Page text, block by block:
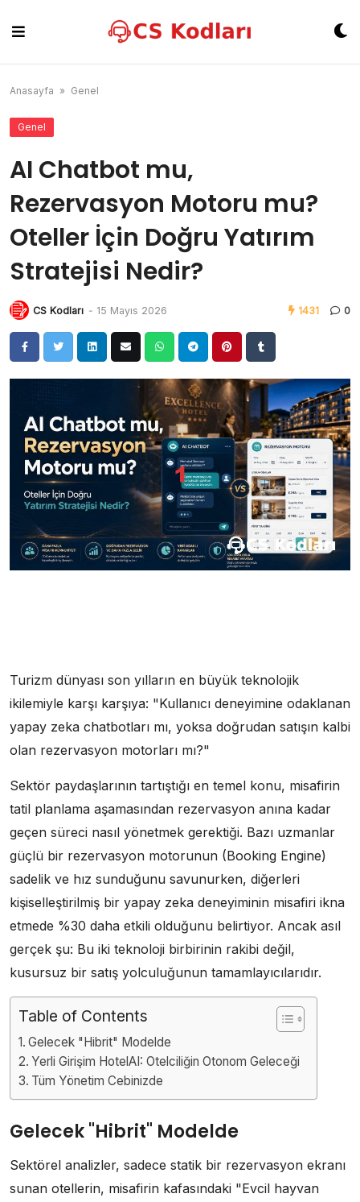
content
Anasayfa » Genel
Genel
AI Chatbot mu,
Rezervasyon Motoru mu?
Oteller İçin Doğru Yatırım
Stratejisi Nedir?
CS Kodları - 15 Mayıs 2026 1431 0
Turizm dünyası son yılların en büyük teknolojik
ikilemiyle karşı karşıya: "Kullanıcı deneyimine odaklanan
yapay zeka chatbotları mı, yoksa doğrudan satışın kalbi
olan rezervasyon motorları mı?"
Sektör paydaşlarının tartıştığı en temel konu, misafirin
tatil planlama aşamasından rezervasyon anına kadar
geçen süreci nasıl yönetmek gerektiği. Bazı uzmanlar
güçlü bir rezervasyon motorunun (Booking Engine)
sadelik ve hız sunduğunu savunurken, diğerleri
kişiselleştirilmiş bir yapay zeka deneyiminin misafiri ikna
etmede %30 daha etkili olduğunu belirtiyor. Ancak asıl
gerçek şu: Bu iki teknoloji birbirinin rakibi değil,
kusursuz bir satış yolculuğunun tamamlayıcılarıdır.
Table of Contents
Gelecek "Hibrit" Modelde
Yerli Girişim HotelAI: Otelciliğin Otonom Geleceği
Tüm Yönetim Cebinizde
Gelecek "Hibrit" Modelde
Sektörel analizler, sadece statik bir rezervasyon ekranı
sunan otellerin, misafirin kafasındaki "Evcil hayvan